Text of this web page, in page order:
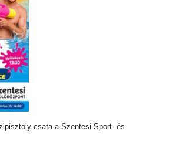
csata a Szentesi Sport- és